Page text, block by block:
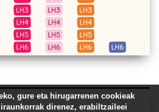
gure eta hirugarrenen cookieak
direnez, erabiltzaileei